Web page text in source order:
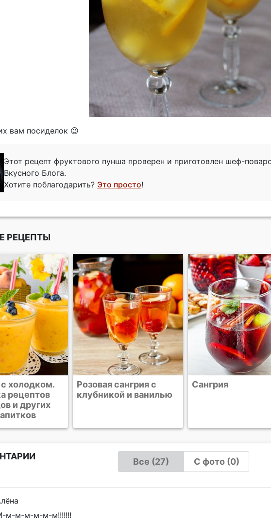
вам посиделок 😉
Этот рецепт фруктового пунша проверен и приготовлен шеф-
Вкусного Блога.
Хотите поблагодарить? Это просто!
РЕЦЕПТЫ
с
и ванилью
Сангрия Мятный лимонад
Все (27) С фото (0)
м-м-м-м-м-м!!!!!!!